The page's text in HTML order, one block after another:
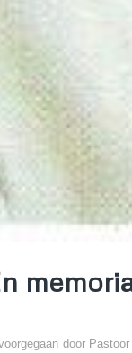
door